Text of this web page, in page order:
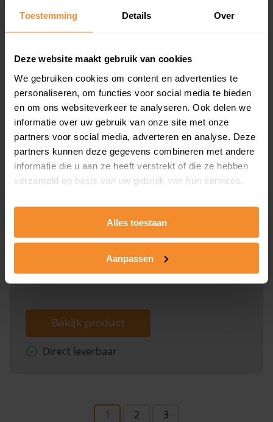
Toestemming Details Over
Deze website maakt gebruik van cookies
We gebruiken cookies om content en advertenties te
personaliseren, om functies voor social media te bieden
en om ons websiteverkeer te analyseren. Ook delen we
informatie over uw gebruik van onze site met onze
partners voor social media, adverteren en analyse. Deze
partners kunnen deze gegevens combineren met andere
informatie die u aan ze heeft verstrekt of die ze hebben
verzameld op basis van uw gebruik van hun services.
Alles toestaan
Aanpassen
Een overzicht van alle verkochte woningen (koopsom
en koopdatum) binnen een postcodegebied. Dit
Bekijk product
Direct leverbaar
Een uitgebreid overzicht van het perceel en
dit inclusief de luchtfoto!
Bekijk product
Direct leverbaar
1 2 3